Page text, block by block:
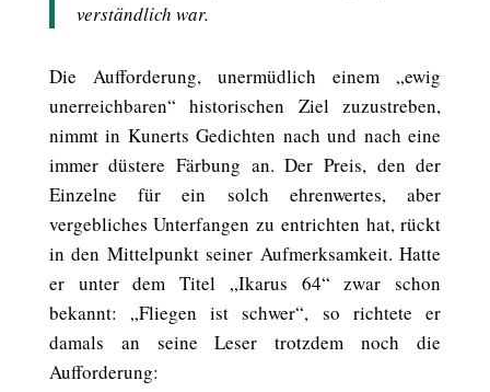
verständlich war.
Die Aufforderung, unermüdlich einem „ewig
unerreichbaren“ historischen Ziel zuzustreben,
nimmt in Kunerts Gedichten nach und nach eine
immer düstere Färbung an. Der Preis, den der
Einzelne für ein solch ehrenwertes, aber
vergebliches Unterfangen zu entrichten hat, rückt
in den Mittelpunkt seiner Aufmerksamkeit. Hatte
er unter dem Titel „Ikarus 64“ zwar schon
bekannt: „Fliegen ist schwer“, so richtete er
damals an seine Leser trotzdem noch die
Aufforderung: